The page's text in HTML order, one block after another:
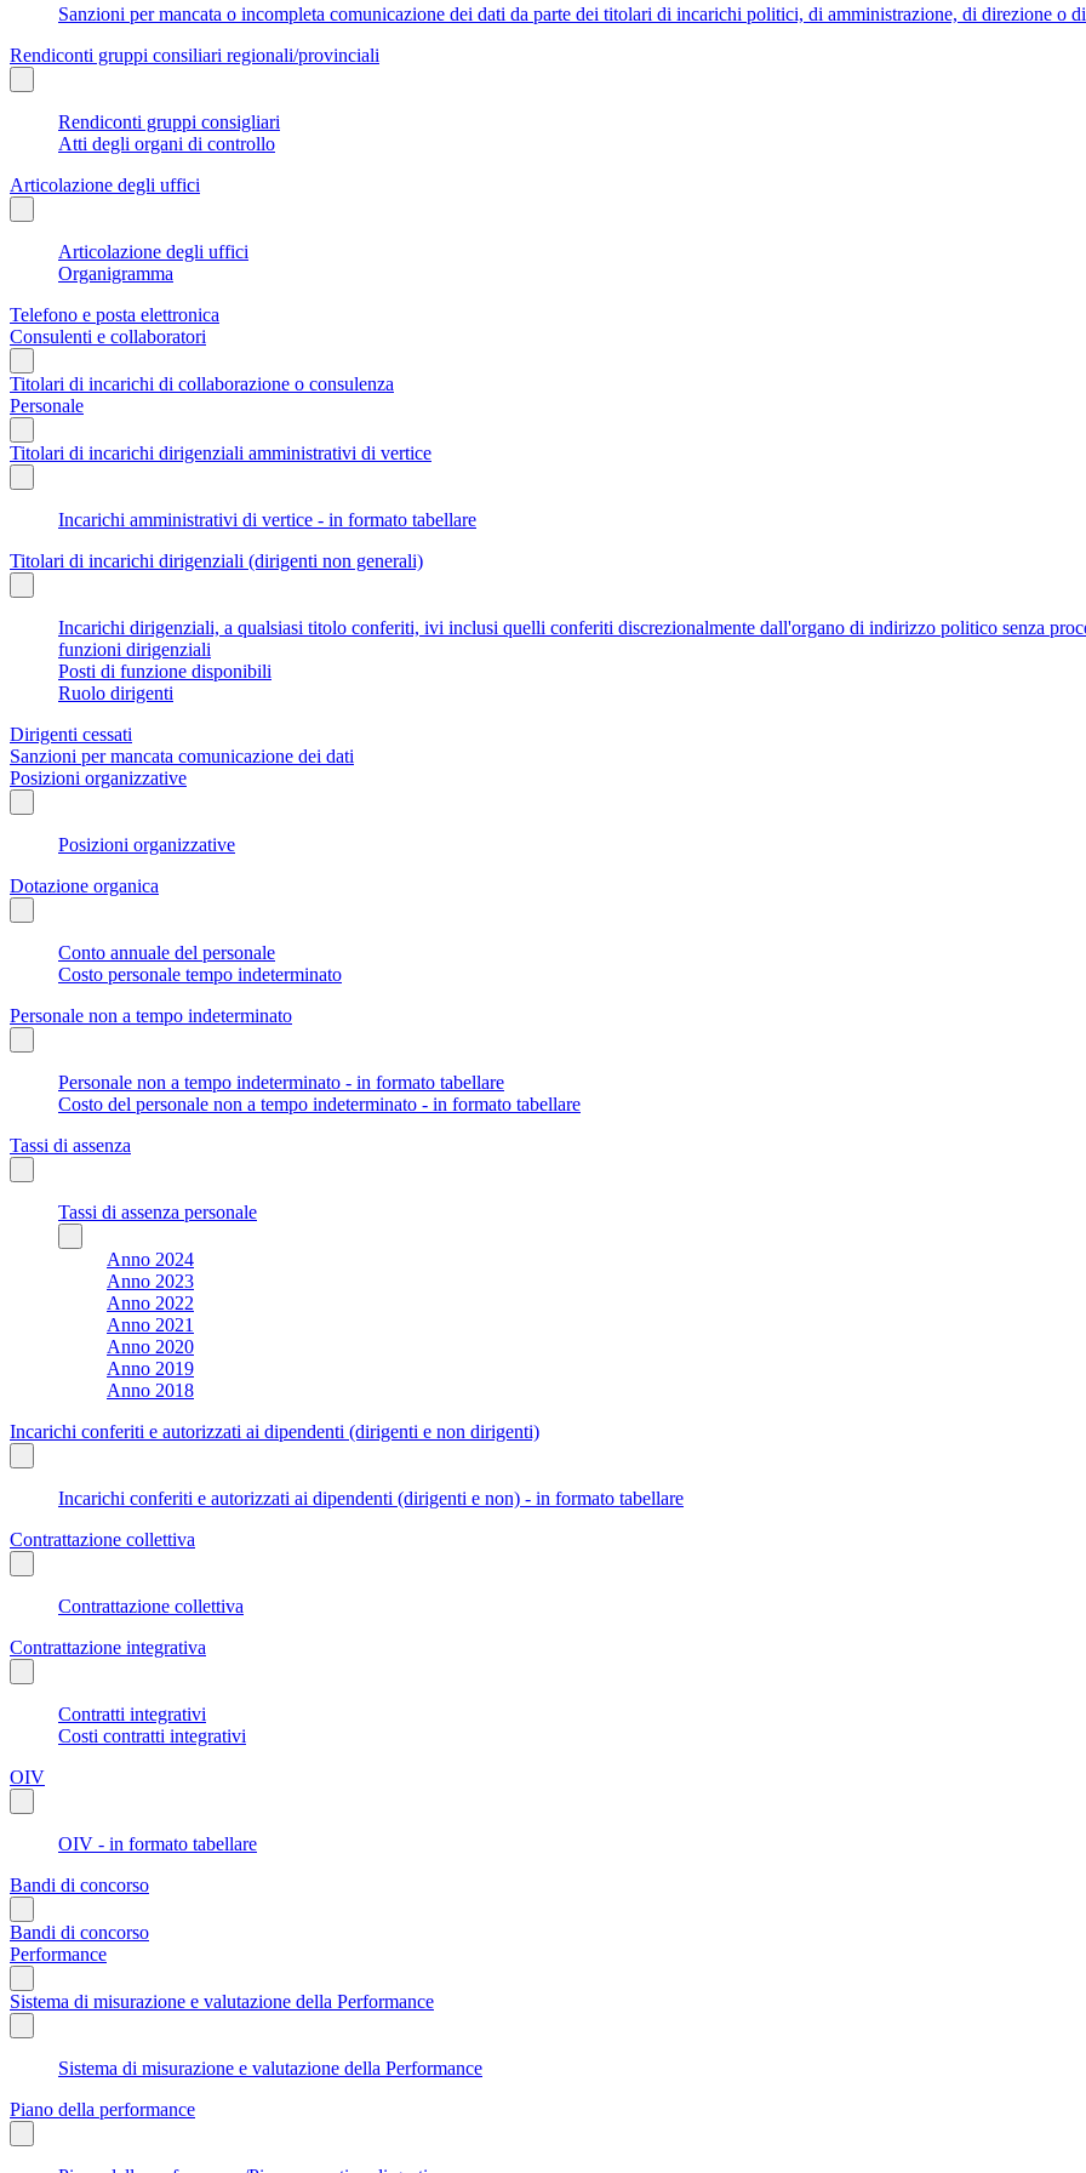
Sanzioni per mancata o incompleta comunicazione dei dati da parte dei titolari di incarichi politici, di amministrazione, di direzione o
Rendiconti gruppi consiliari regionali/provinciali
Rendiconti gruppi consigliari
Atti degli organi di controllo
Articolazione degli uffici
Articolazione degli uffici
Organigramma
Telefono e posta elettronica
Consulenti e collaboratori
Titolari di incarichi di collaborazione o consulenza
Personale
Titolari di incarichi dirigenziali amministrativi di vertice
Incarichi amministrativi di vertice - in formato tabellare
Titolari di incarichi dirigenziali (dirigenti non generali)
Incarichi dirigenziali, a qualsiasi titolo conferiti, ivi inclusi quelli conferiti discrezionalmente dall'organo di indirizzo politico senza
funzioni dirigenziali
Posti di funzione disponibili
Ruolo dirigenti
Dirigenti cessati
Sanzioni per mancata comunicazione dei dati
Posizioni organizzative
Posizioni organizzative
Dotazione organica
Conto annuale del personale
Costo personale tempo indeterminato
Personale non a tempo indeterminato
Personale non a tempo indeterminato - in formato tabellare
Costo del personale non a tempo indeterminato - in formato tabellare
Tassi di assenza
Tassi di assenza personale
Anno 2024
Anno 2023
Anno 2022
Anno 2021
Anno 2020
Anno 2019
Anno 2018
Incarichi conferiti e autorizzati ai dipendenti (dirigenti e non dirigenti)
Incarichi conferiti e autorizzati ai dipendenti (dirigenti e non) - in formato tabellare
Contrattazione collettiva
Contrattazione collettiva
Contrattazione integrativa
Contratti integrativi
Costi contratti integrativi
OIV
OIV - in formato tabellare
Bandi di concorso
Bandi di concorso
Performance
Sistema di misurazione e valutazione della Performance
Sistema di misurazione e valutazione della Performance
Piano della performance